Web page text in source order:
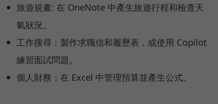
旅遊規畫: 在 OneNote 中產生旅遊行程和檢查天
氣狀況。
工作搜尋：製作求職信和履歷表，或使用 Copilot
練習面試問題。
個人財務：在 Excel 中管理預算並產生公式。